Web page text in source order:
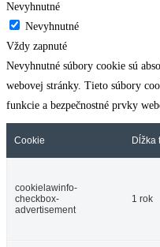
Nevyhnutné
Nevyhnutné
Vždy zapnuté
Nevyhnutné súbory cookie sú
webovej stránky. Tieto súbory
funkcie a bezpečnostné prvky
Cookie Dĺžka
cookielawinfo-
checkbox-
advertisement
1 rok